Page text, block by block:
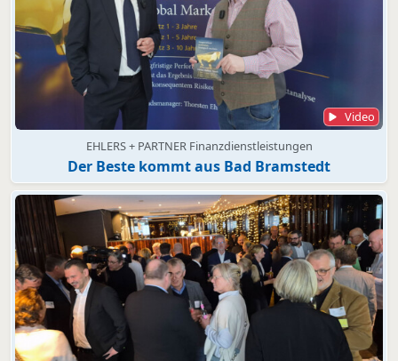
Video
EHLERS + PARTNER Finanzdienstleistungen
Der Beste kommt aus Bad Bramstedt